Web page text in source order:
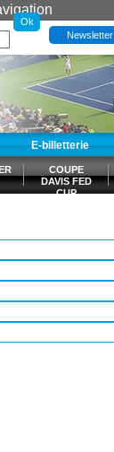
Newsletter
E-billetterie
COUPE
DAVIS FED
CUP